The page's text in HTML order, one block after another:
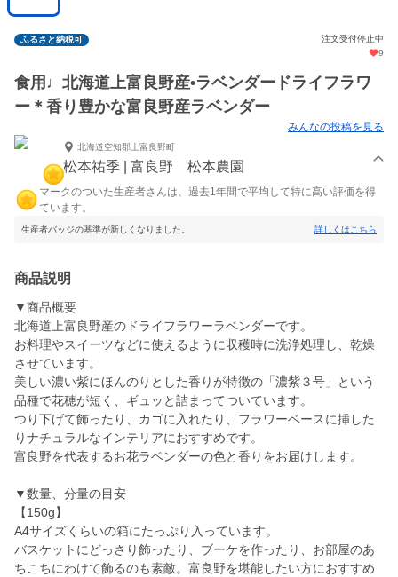
ふるさと納税可
注文受付停止中
9
食用♩北海道上富良野産•ラベンダードライフラワ
ー＊香り豊かな富良野産ラベンダー
みんなの投稿を見る
北海道空知郡上富良野町
松本祐季 | 富良野 松本農園
マークのついた生産者さんは、過去1年間で平均して特に高い評価を得
ています。
生産者バッジの基準が新しくなりました。 詳しくはこちら
商品説明
▼商品概要
北海道上富良野産のドライフラワーラベンダーです。
お料理やスイーツなどに使えるように収穫時に洗浄処理し、乾燥
させています。
美しい濃い紫にほんのりとした香りが特徴の「濃紫３号」という
品種で花穂が短く、ギュッと詰まってついています。
つり下げて飾ったり、カゴに入れたり、フラワーベースに挿した
りナチュラルなインテリアにおすすめです。
富良野を代表するお花ラベンダーの色と香りをお届けします。
▼数量、分量の目安
【150g】
A4サイズくらいの箱にたっぷり入っています。
バスケットにどっさり飾ったり、ブーケを作ったり、お部屋のあ
ちこちにわけて飾るのも素敵。富良野を堪能したい方におすすめ